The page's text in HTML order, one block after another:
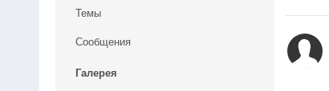
Темы
Сообщения
Галерея